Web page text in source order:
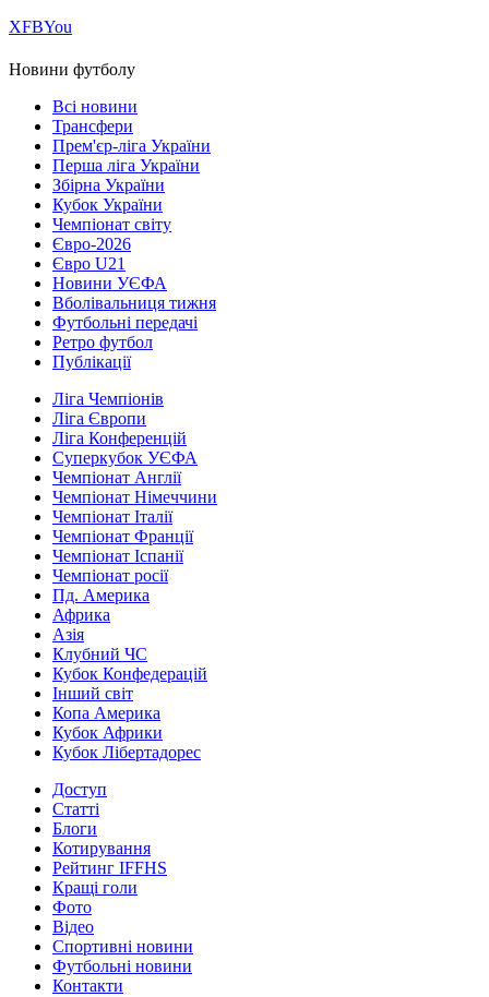
ХFBYou
Новини футболу
Всі новини
Трансфери
Прем'єр-ліга України
Перша ліга України
Збірна України
Кубок України
Чемпіонат світу
Євро-2026
Євро U21
Новини УЄФА
Вболівальниця тижня
Футбольні передачі
Ретро футбол
Публікації
Ліга Чемпіонів
Ліга Європи
Ліга Конференцій
Суперкубок УЄФА
Чемпіонат Англії
Чемпіонат Німеччини
Чемпіонат Італії
Чемпіонат Франції
Чемпіонат Іспанії
Чемпіонат росії
Пд. Америка
Африка
Азія
Клубний ЧС
Кубок Конфедерацій
Інший світ
Копа Америка
Кубок Африки
Кубок Лібертадорес
Доступ
Статті
Блоги
Котирування
Рейтинг IFFHS
Кращі голи
Фото
Відео
Спортивні новини
Футбольні новини
Контакти